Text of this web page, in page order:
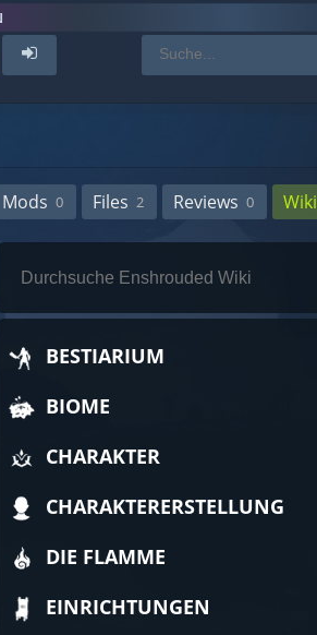
Mods 0 Files 2 Reviews 0 Wiki
BESTIARIUM
BIOME
CHARAKTER
CHARAKTERERSTELLUNG
DIE FLAMME
EINRICHTUNGEN